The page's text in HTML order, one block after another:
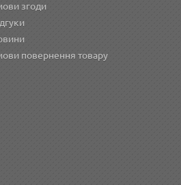
згоди
повернення товару